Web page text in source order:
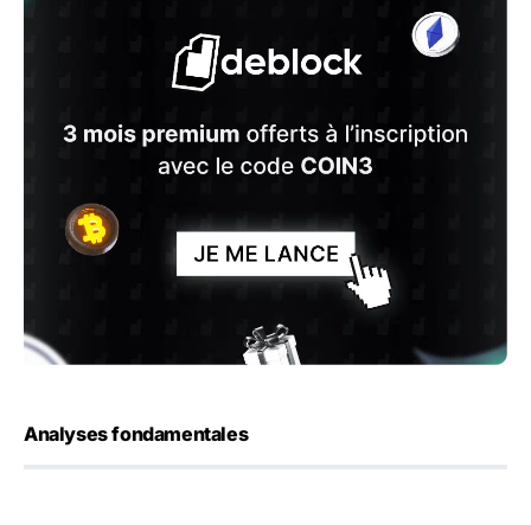
Analyses fondamentales